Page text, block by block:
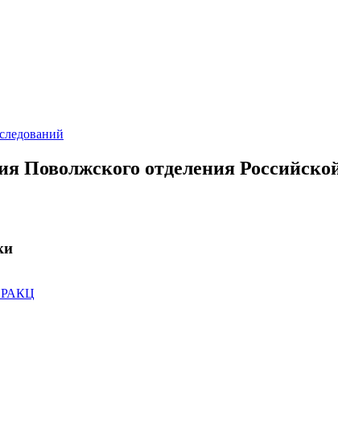
Поволжского отделения
РАКЦ